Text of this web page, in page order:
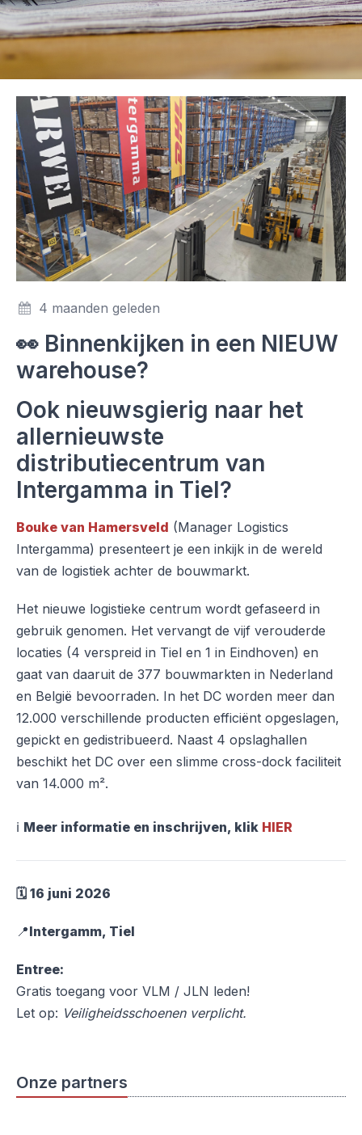
4 maanden geleden
👀 Binnenkijken in een NIEUW
warehouse?
Ook nieuwsgierig naar het
allernieuwste
distributiecentrum van
Intergamma in Tiel?
Bouke van Hamersveld (Manager Logistics
Intergamma) presenteert je een inkijk in de wereld
van de logistiek achter de bouwmarkt.
Het nieuwe logistieke centrum wordt gefaseerd in
gebruik genomen. Het vervangt de vijf verouderde
locaties (4 verspreid in Tiel en 1 in Eindhoven) en
gaat van daaruit de 377 bouwmarkten in Nederland
en België bevoorraden. In het DC worden meer dan
12.000 verschillende producten efficiënt opgeslagen,
gepickt en gedistribueerd. Naast 4 opslaghallen
beschikt het DC over een slimme cross-dock faciliteit
van 14.000 m².
ℹ️ Meer informatie en inschrijven, klik HIER
🗓️ 16 juni 2026
📍Intergamm, Tiel
Entree:
Gratis toegang voor VLM / JLN leden!
Let op: Veiligheidsschoenen verplicht.
Onze partners